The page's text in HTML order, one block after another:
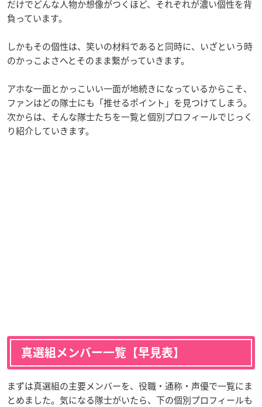
だけでどんな人物か想像がつくほど、それぞれが濃い個性を背
負っています。
しかもその個性は、笑いの材料であると同時に、いざという時
のかっこよさへとそのまま繋がっていきます。
アホな一面とかっこいい一面が地続きになっているからこそ、
ファンはどの隊士にも「推せるポイント」を見つけてしまう。
次からは、そんな隊士たちを一覧と個別プロフィールでじっく
り紹介していきます。
真選組メンバー一覧【早見表】
まずは真選組の主要メンバーを、役職・通称・声優で一覧にま
とめました。気になる隊士がいたら、下の個別プロフィールも